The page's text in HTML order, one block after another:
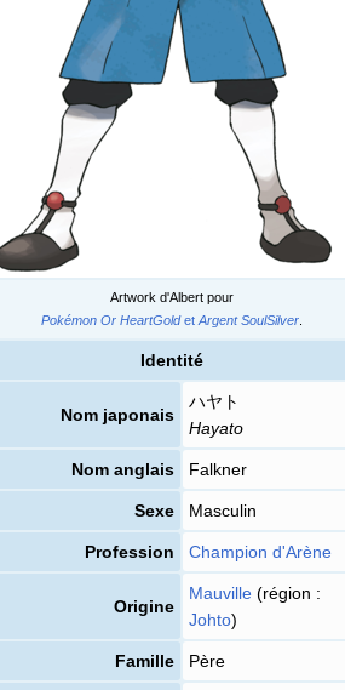
Artwork d'Albert pour
Pokémon Or HeartGoldet Argent SoulSilver
Identité
Nom japonais
ハヤト
Hayato
Nom anglais Falkner
Sexe Masculin
Profession Champion d'Arène
Origine
Mauville (région :
Johto)
Famille Père